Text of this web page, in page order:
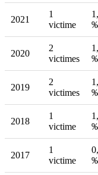
2021
1
victime
2020
2
victimes
2019
2
victimes
2018
1
victime
2017
1
victime